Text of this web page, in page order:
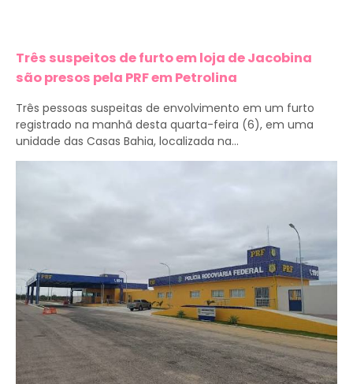
Três suspeitos de furto em loja de Jacobina
são presos pela PRF em Petrolina
Três pessoas suspeitas de envolvimento em um furto
registrado na manhã desta quarta-feira (6), em uma
unidade das Casas Bahia, localizada na...